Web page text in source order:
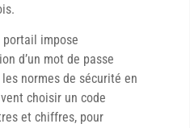
impose
d’un mot de passe
normes de sécurité en
choisir un code
et chiffres, pour